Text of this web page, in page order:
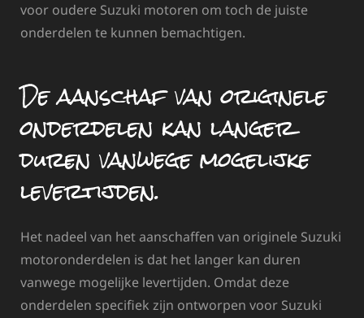
voor oudere Suzuki motoren om toch de juiste
onderdelen te kunnen bemachtigen.
De aanschaf van originele
onderdelen kan langer
duren vanwege mogelijke
levertijden.
Het nadeel van het aanschaffen van originele Suzuki
motoronderdelen is dat het langer kan duren
vanwege mogelijke levertijden. Omdat deze
onderdelen specifiek zijn ontworpen voor Suzuki